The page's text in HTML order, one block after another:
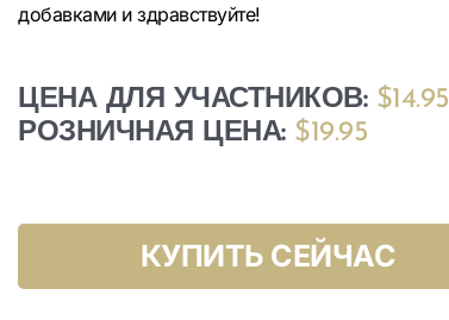
добавками и здравствуйте!
ЦЕНА ДЛЯ УЧАСТНИКОВ: $14.95
РОЗНИЧНАЯ ЦЕНА: $19.95
КУПИТЬ СЕЙЧАС